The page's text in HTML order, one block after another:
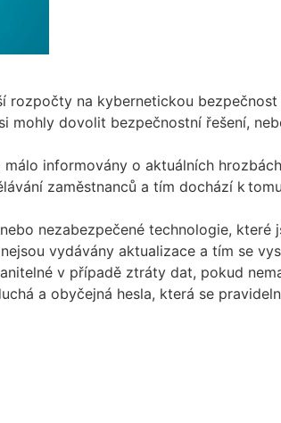
rozpočty na kybernetickou
mohly dovolit bezpečnostní řešení,
málo informovány o aktuálních
zaměstnanců a tím dochází k
nezabezpečené technologie, které
vydávány aktualizace a tím se
v případě ztráty dat, pokud
a obyčejná hesla, která se